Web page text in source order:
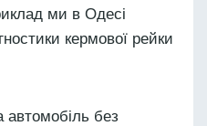
ми в Одесі
кермової рейки
автомобіль без